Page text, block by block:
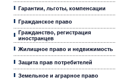
Гарантии, льготы, компенсации
Гражданское право
Гражданство, регистрация
иностранцев
Жилищное право и недвижимость
Защита прав потребителей
Земельное и аграрное право